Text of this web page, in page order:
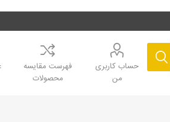
حساب کاربری
من
فهرست مقایسه
محصولات